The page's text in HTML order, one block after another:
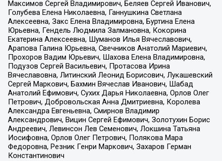
Максимов Сергей Владимирович, Беляев Сергей Иванович,
Голубева Елена Николаевна, Ганнушкина Светлана
Алексеевна, Закс Елена Владимировна, Буртина Елена
Юрьевна, Гендель Людмила Залмановна, Кокорина
Екатерина Алексеевна, Шуманов Илья Вячеславович,
Арапова Галина Юрьевна, Свечников Анатолий Мариевич,
Прохоров Вадим Юрьевич, Шахова Елена Владимировна,
Подузов Сергей Васильевич, Протасова Ирина
Вячеславовна, Литинский Леонид Борисович, Лукашевский
Сергей Маркович, Бахмин Вячеслав Иванович, Шабад
Анатолий Ефимович, Сухих Дарья Николаевна, Орлов Олег
Петрович, Добровольская Анна Дмитриевна, Королева
Александра Евгеньевна, Смирнов Владимир
Александрович, Вицин Сергей Ефимович, Золотухин Борис
Андреевич, Левинсон Лев Семенович, Локшина Татьяна
Иосифовна, Орлов Олег Петрович, Полякова Мара
Федоровна, Резник Генри Маркович, Захаров Герман
Константинович